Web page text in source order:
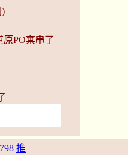
)
PO棄串了
推